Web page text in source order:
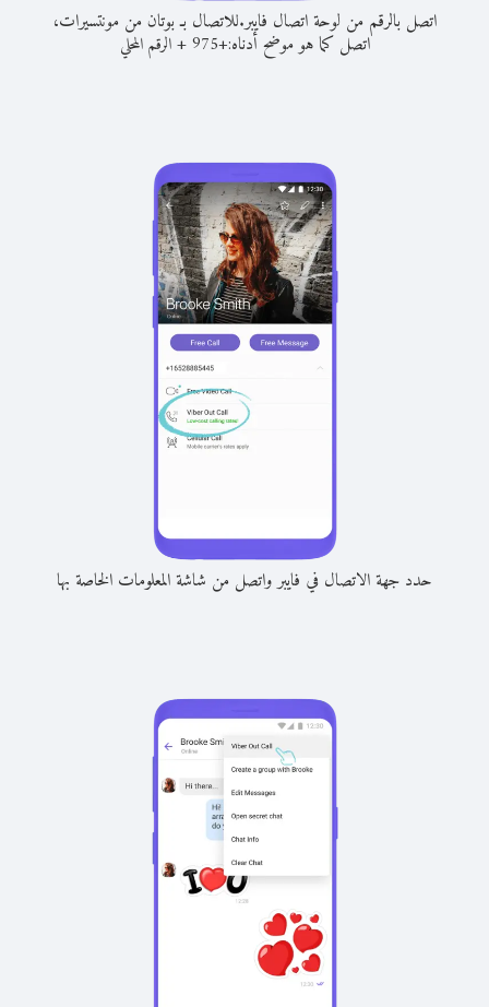
اتصل بالرقم من لوحة اتصال فايبر.للاتصال بـ بوتان من مونتسيرات،
اتصل كما هو موضح أدناه:+
975
+الرقم المحلي
حدد جهة الاتصال في فايبر واتصل من شاشة المعلومات الخاصة بها